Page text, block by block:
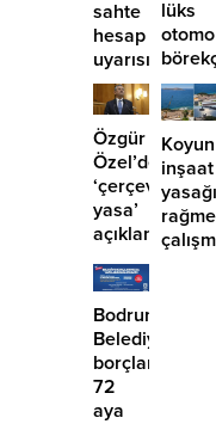
sahte
hesap
uyarısı
lüks
girdi:
2
Özgür
Özel’den
‘çerçeve
yasa’
açıklaması:
‘İmza
atma
çabamız
yok’
inşaat
Bodrum
borçlara
72
aya